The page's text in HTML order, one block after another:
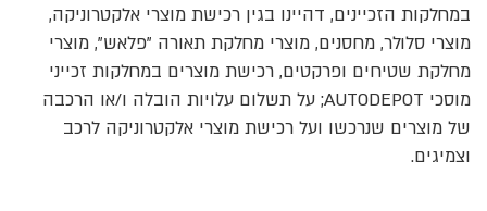
במחלקות הזכיינים, דהיינו בגין רכישת מוצרי אלקטרוניקה,
מוצרי סלולר, מחסנים, מוצרי מחלקת תאורה "פלאש", מוצרי
מחלקת שטיחים ופרקטים, רכישת מוצרים במחלקות זכייני
מוסכי AUTODEPOT; על תשלום עלויות הובלה ו/או הרכבה
של מוצרים שנרכשו ועל רכישת מוצרי אלקטרוניקה לרכב
וצמיגים.